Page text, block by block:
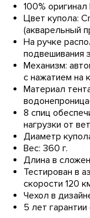
100% оригинал
Цвет купола:
(акварельный
На ручке
подвешивания
Механизм:
с нажатием на
Материал
8 спиц
нагрузки от
Диаметр
Вес: 360 г.
Длина в
Тестирован в
скорости 120
Чехол в
5 лет